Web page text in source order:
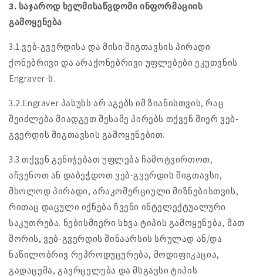
3. საჯაროდ ხელმისაწვდომი ინფორმაციის
გამოყენება
3.1.ვებ-გვერდისა და მისი შიგთავსის პირადი
ქონებრივი და არაქონებრივი უფლებები ეკუთვნის
Engraver-ს.
3.2.Engraver პასუხს არ აგებს იმ ზიანისთვის, რაც
შეიძლება მიადგეთ მესამე პირებს თქვენ მიერ ვებ-
გვერდის შიგთავსის გამოყენებით.
3.3.თქვენ გენიჭებათ უფლება ჩამოტვირთოთ,
აჩვენოთ ან დაბეჭდოთ ვებ-გვერდის შიგთავსი,
მხოლოდ პირადი, არაკომერციული მიზნებისთვის,
რითაც დაცული იქნება ჩვენი ინტელექტუალური
საკუთრება. ნებისმიერი სხვა ტიპის გამოყენება, მათ
შორის, ვებ-გვერდის შინაარსის სრულად ან/და
ნაწილობრივ რეპროდუცურება, მოდიფიკაცია,
გადაცემა, გავრცელება და მსგავსი ტიპის